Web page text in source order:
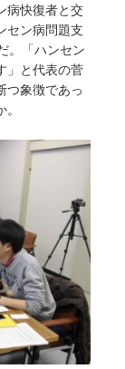
病快復者と交
セン病問題支
。「ハンセン
」と代表の菅
つ象徴であっ